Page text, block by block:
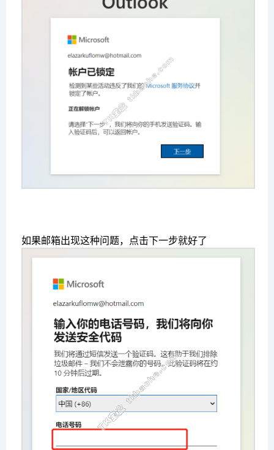
如果邮箱出现这种问题，点击下一步就好了